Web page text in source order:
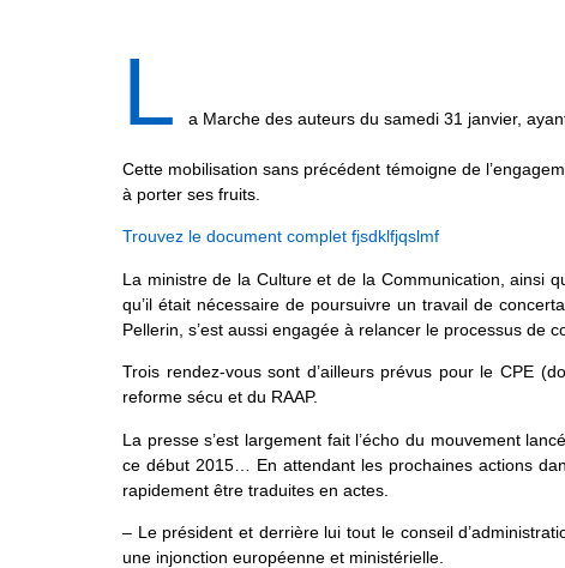
L a Marche des auteurs du samedi 31 janvier,
Cette mobilisation sans précédent témoigne de
à porter ses fruits.
Trouvez le document complet fjsdklfjqslmf
La ministre de la Culture et de la Communication, ainsi
qu’il était nécessaire de poursuivre un travail de
Pellerin, s’est aussi engagée à relancer le processus de
Trois rendez-vous sont d’ailleurs prévus pour le CPE
reforme sécu et du RAAP.
La presse s’est largement fait l’écho du mouvement
ce début 2015… En attendant les prochaines actions
rapidement être traduites en actes.
– Le président et derrière lui tout le conseil
une injonction européenne et ministérielle.